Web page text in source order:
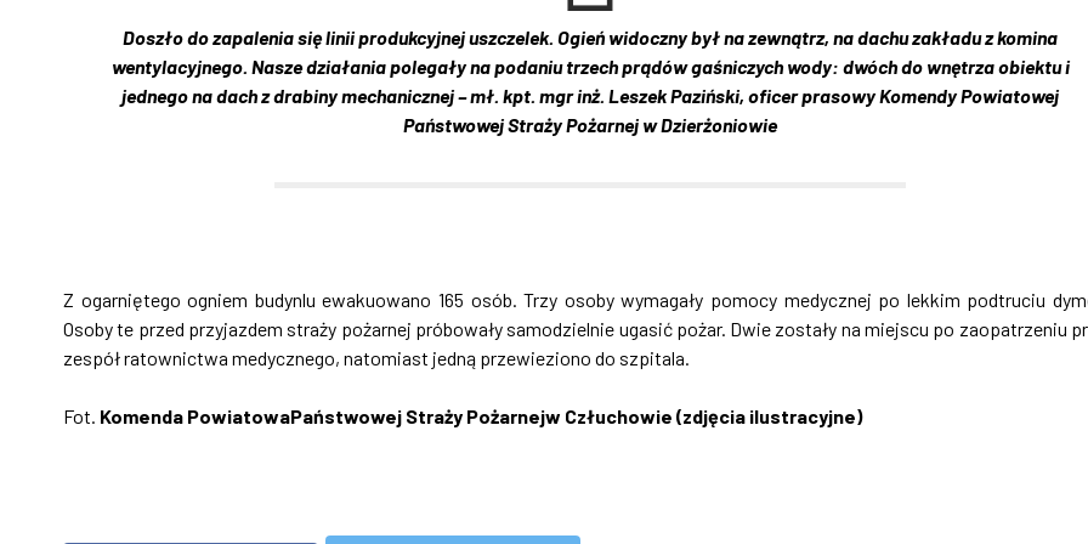
Doszło do zapalenia się linii produkcyjnej uszczelek. Ogień widoczny był na zewnątrz, na dachu zakładu z komina
wentylacyjnego. Nasze działania polegały na podaniu trzech prądów gaśniczych wody: dwóch do wnętrza obiektu i
jednego na dach z drabiny mechanicznej – mł. kpt. mgr inż. Leszek Paziński, oficer prasowy Komendy Powiatowej
Państwowej Straży Pożarnej w Dzierżoniowie
Z ogarniętego ogniem budynlu ewakuowano 165 osób. Trzy osoby wymagały pomocy medycznej po lekkim podtruciu
Osoby te przed przyjazdem straży pożarnej próbowały samodzielnie ugasić pożar. Dwie zostały na miejscu po zaopatrzeniu
zespół ratownictwa medycznego, natomiast jedną przewieziono do szpitala.
Fot. Komenda PowiatowaPaństwowej Straży Pożarnejw Człuchowie (zdjęcia ilustracyjne)